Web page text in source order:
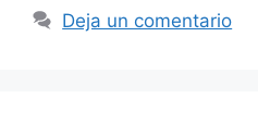
Deja un comentario